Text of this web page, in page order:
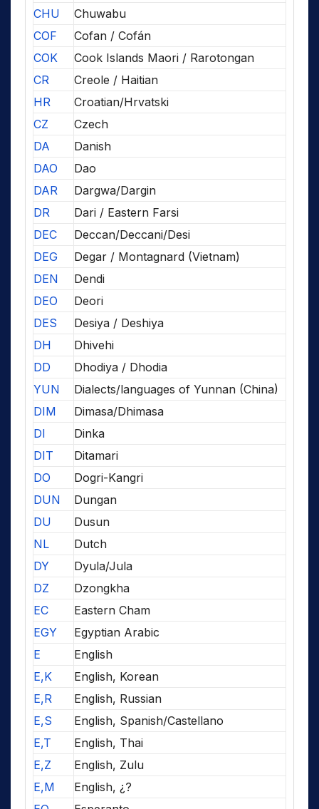
CHU
Chuwabu
COF
Cofan / Cofán
COK
Cook Islands Maori / Rarotongan
CR
Creole / Haitian
HR
Croatian/Hrvatski
CZ
Czech
DA
Danish
DAO
Dao
DAR
Dargwa/Dargin
DR
Dari / Eastern Farsi
DEC
Deccan/Deccani/Desi
DEG
Degar / Montagnard (Vietnam)
DEN
Dendi
DEO
Deori
DES
Desiya / Deshiya
DH
Dhivehi
DD
Dhodiya / Dhodia
YUN
Dialects/languages of Yunnan (China)
DIM
Dimasa/Dhimasa
DI
Dinka
DIT
Ditamari
DO
Dogri-Kangri
DUN
Dungan
DU
Dusun
NL
Dutch
DY
Dyula/Jula
DZ
Dzongkha
EC
Eastern Cham
EGY
Egyptian Arabic
E
English
E,K
English, Korean
E,R
English, Russian
E,S
English, Spanish/Castellano
E,T
English, Thai
E,Z
English, Zulu
E,M
English, ¿?